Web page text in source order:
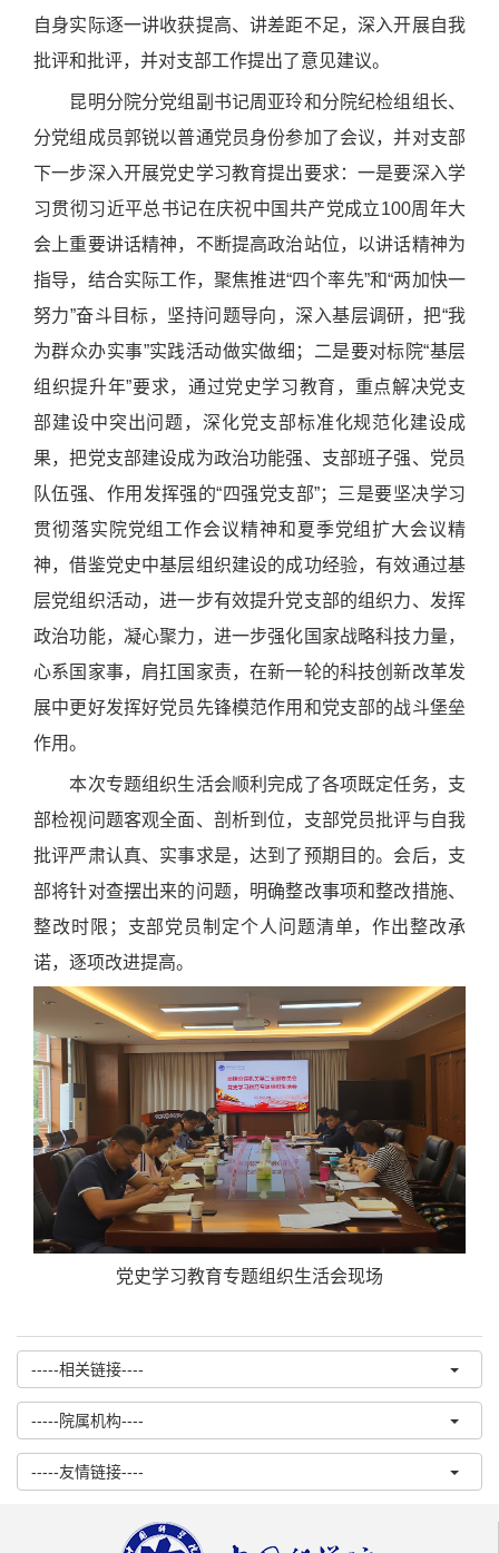
自身实际逐一讲收获提高、讲差距不足，深入开展自我
批评和批评，并对支部工作提出了意见建议。
昆明分院分党组副书记周亚玲和分院纪检组组长、
分党组成员郭锐以普通党员身份参加了会议，并对支部
下一步深入开展党史学习教育提出要求：一是要深入学
习贯彻习近平总书记在庆祝中国共产党成立100周年大
会上重要讲话精神，不断提高政治站位，以讲话精神为
指导，结合实际工作，聚焦推进“四个率先”和“两加快一
努力”奋斗目标，坚持问题导向，深入基层调研，把“我
为群众办实事”实践活动做实做细；二是要对标院“基层
组织提升年”要求，通过党史学习教育，重点解决党支
部建设中突出问题，深化党支部标准化规范化建设成
果，把党支部建设成为政治功能强、支部班子强、党员
队伍强、作用发挥强的“四强党支部”；三是要坚决学习
贯彻落实院党组工作会议精神和夏季党组扩大会议精
神，借鉴党史中基层组织建设的成功经验，有效通过基
层党组织活动，进一步有效提升党支部的组织力、发挥
政治功能，凝心聚力，进一步强化国家战略科技力量，
心系国家事，肩扛国家责，在新一轮的科技创新改革发
展中更好发挥好党员先锋模范作用和党支部的战斗堡垒
作用。
本次专题组织生活会顺利完成了各项既定任务，支
部检视问题客观全面、剖析到位，支部党员批评与自我
批评严肃认真、实事求是，达到了预期目的。会后，支
部将针对查摆出来的问题，明确整改事项和整改措施、
整改时限；支部党员制定个人问题清单，作出整改承
诺，逐项改进提高。
党史学习教育专题组织生活会现场
-----相关链接----
-----院属机构----
-----友情链接----